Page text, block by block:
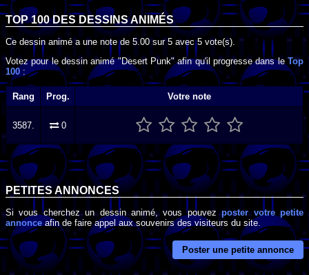
TOP 100 DES DESSINS ANIMÉS
Ce dessin animé a une note de 5.00sur5 avec5 vote(s).
Votez pour le dessin animé "Desert Punk" afin qu'il progresse dans le Top
100 :
Rang Prog. Votre note
3587. 0
PETITES ANNONCES
Si vous cherchez un dessin animé, vous pouvezposter votre petite
annonce afin de faire appel aux souvenirs des visiteurs du site.
Poster une petite annonce